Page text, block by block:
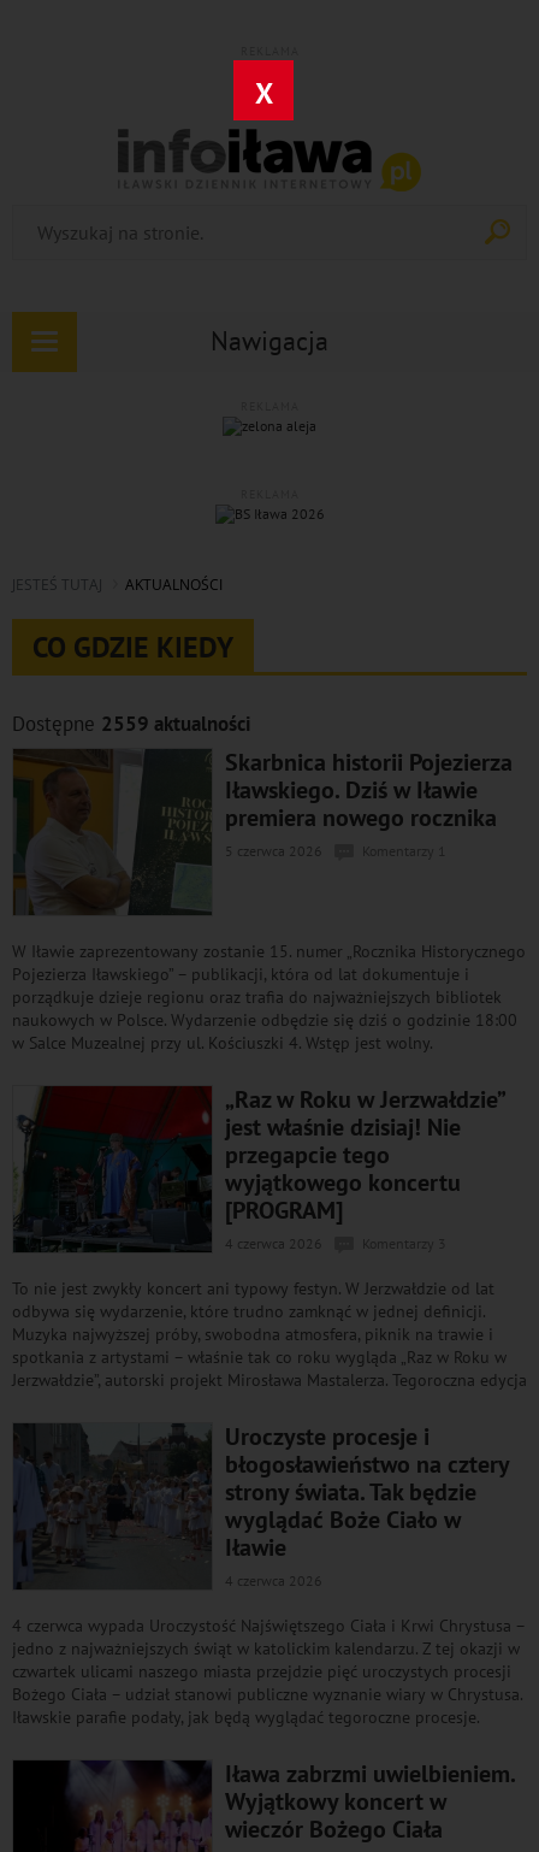
X
Nawigacja
Rozwiń
JESTEŚ TUTAJ AKTUALNOŚCI
CO GDZIE KIEDY
Dostępne 2559 aktualności
Skarbnica historii Pojezierza
Iławskiego. Dziś w Iławie
premiera nowego rocznika
5 czerwca 2026
W Iławie zaprezentowany zostanie 15. numer „Rocznika Historycznego
Pojezierza Iławskiego” – publikacji, która od lat dokumentuje i
porządkuje dzieje regionu oraz trafia do najważniejszych bibliotek
naukowych w Polsce. Wydarzenie odbędzie się dziś o godzinie 18:00
w Salce Muzealnej przy ul. Kościuszki 4. Wstęp jest wolny.
„Raz w Roku w Jerzwałdzie”
jest właśnie dzisiaj! Nie
przegapcie tego
wyjątkowego koncertu
[PROGRAM]
4 czerwca 2026
To nie jest zwykły koncert ani typowy festyn. W Jerzwałdzie od lat
odbywa się wydarzenie, które trudno zamknąć w jednej definicji.
Muzyka najwyższej próby, swobodna atmosfera, piknik na trawie i
spotkania z artystami – właśnie tak co roku wygląda „Raz w Roku w
Jerzwałdzie”, autorski projekt Mirosława Mastalerza. Tegoroczna edycja
Uroczyste procesje i
błogosławieństwo na cztery
strony świata. Tak będzie
wyglądać Boże Ciało w
Iławie
4 czerwca 2026
4 czerwca wypada Uroczystość Najświętszego Ciała i Krwi Chrystusa –
jedno z najważniejszych świąt w katolickim kalendarzu. Z tej okazji w
czwartek ulicami naszego miasta przejdzie pięć uroczystych procesji
Bożego Ciała – udział stanowi publiczne wyznanie wiary w Chrystusa.
Iławskie parafie podały, jak będą wyglądać tegoroczne procesje.
Iława zabrzmi uwielbieniem.
Wyjątkowy koncert w
wieczór Bożego Ciała